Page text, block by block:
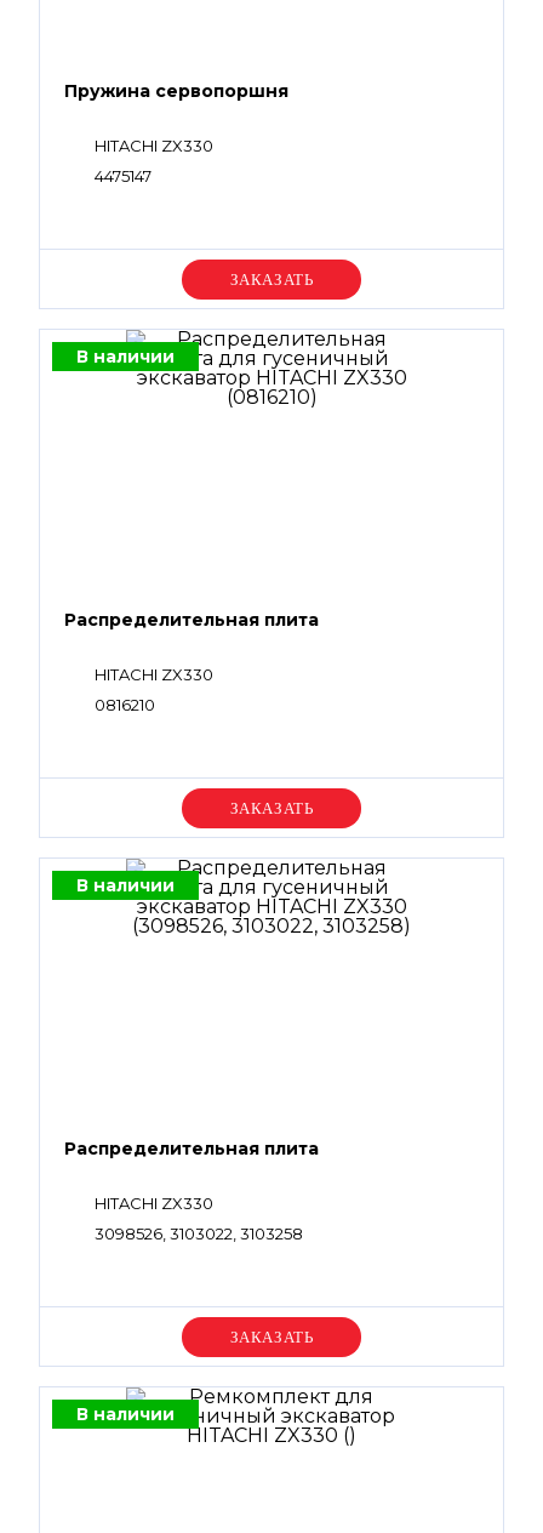
Пружина сервопоршня
HITACHI ZX330
4475147
Уточняйте цену
В наличии
Распределительная плита
HITACHI ZX330
0816210
Уточняйте цену
В наличии
Распределительная плита
HITACHI ZX330
3098526, 3103022, 3103258
Уточняйте цену
В наличии